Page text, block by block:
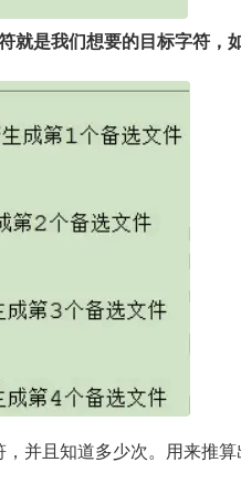
就是我们想要的目标字符，
并且知道多少次。用来推